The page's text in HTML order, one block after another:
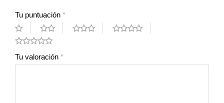
Tu puntuación *
Tu valoración *